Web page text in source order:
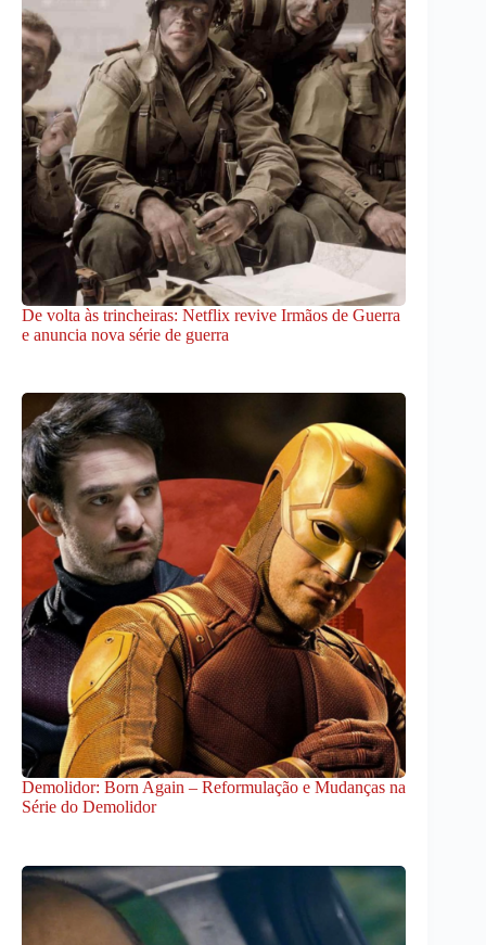
De volta às trincheiras: Netflix revive Irmãos de Guerra
e anuncia nova série de guerra
Demolidor: Born Again – Reformulação e Mudanças na
Série do Demolidor